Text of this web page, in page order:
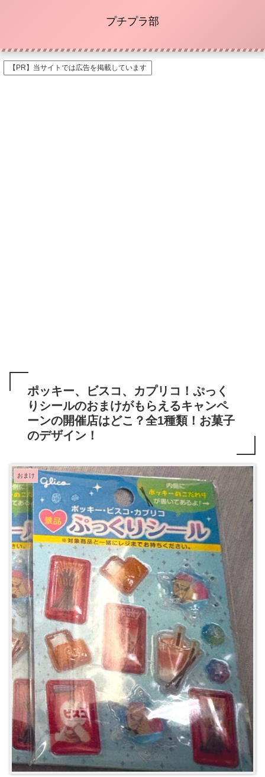
プチプラ部
【PR】当サイトでは広告を掲載しています
ポッキー、ビスコ、カプリコ！ぷっく
りシールのおまけがもらえるキャンペ
ーンの開催店はどこ？全1種類！お菓子
のデザイン！
おまけ